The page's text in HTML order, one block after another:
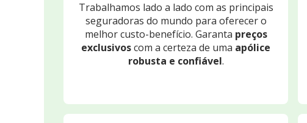
Trabalhamos lado a lado com as principais
seguradoras do mundo para oferecer o
melhor custo-benefício. Garanta preços
exclusivoscom a certeza de uma apólice
robusta e confiável.